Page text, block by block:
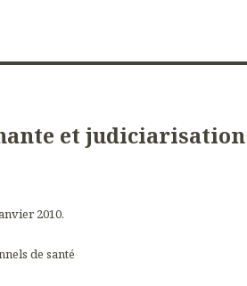
et judiciarisation
2010.
de santé